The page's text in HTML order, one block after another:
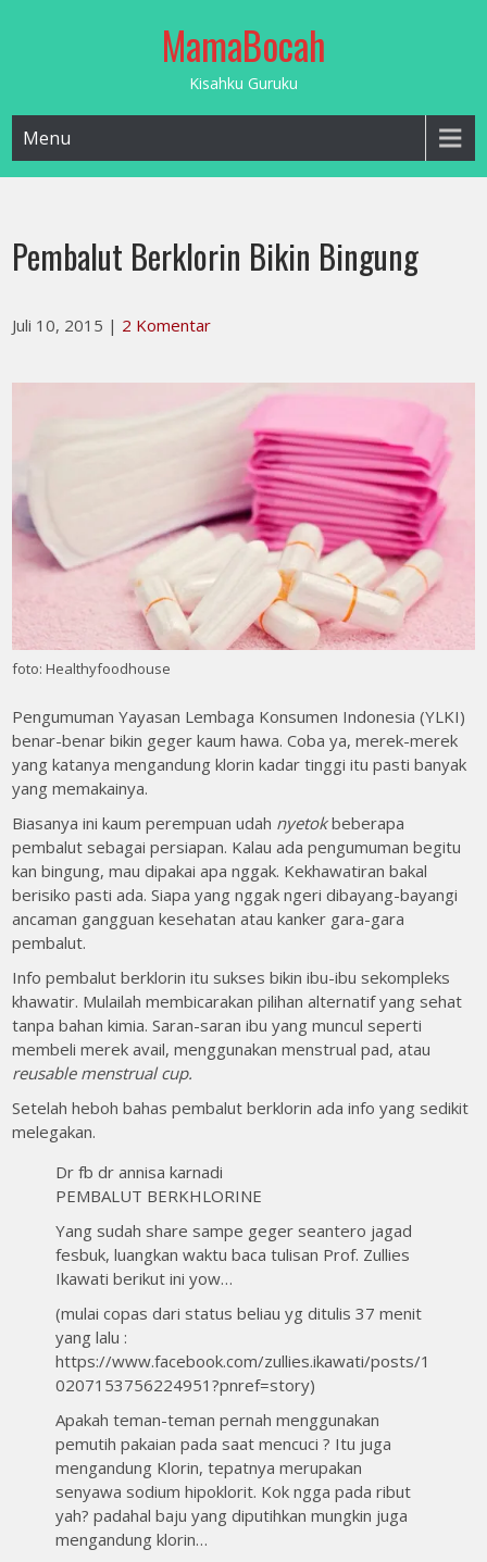
MamaBocah
Kisahku Guruku
Menu
Pembalut Berklorin Bikin Bingung
Juli 10, 2015 | 2 Komentar
foto: Healthyfoodhouse
Pengumuman Yayasan Lembaga Konsumen Indonesia (YLKI)
benar-benar bikin geger kaum hawa. Coba ya, merek-merek
yang katanya mengandung klorin kadar tinggi itu pasti banyak
yang memakainya.
Biasanya ini kaum perempuan udah nyetokbeberapa
pembalut sebagai persiapan. Kalau ada pengumuman begitu
kan bingung, mau dipakai apa nggak. Kekhawatiran bakal
berisiko pasti ada. Siapa yang nggak ngeri dibayang-bayangi
ancaman gangguan kesehatan atau kanker gara-gara
pembalut.
Info pembalut berklorin itu sukses bikin ibu-ibu sekompleks
khawatir. Mulailah membicarakan pilihan alternatif yang sehat
tanpa bahan kimia. Saran-saran ibu yang muncul seperti
membeli merek avail, menggunakan menstrual pad, atau
reusable menstrual cup.
Setelah heboh bahas pembalut berklorin ada info yang sedikit
melegakan.
Dr fb dr annisa karnadi
PEMBALUT BERKHLORINE
Yang sudah share sampe geger seantero jagad
fesbuk, luangkan waktu baca tulisan Prof. Zullies
Ikawati berikut ini yow…
(mulai copas dari status beliau yg ditulis 37 menit
yang lalu :
https://www.facebook.com/zullies.ikawati/posts/1
0207153756224951?pnref=story)
Apakah teman-teman pernah menggunakan
pemutih pakaian pada saat mencuci ? Itu juga
mengandung Klorin, tepatnya merupakan
senyawa sodium hipoklorit. Kok ngga pada ribut
yah? padahal baju yang diputihkan mungkin juga
mengandung klorin…